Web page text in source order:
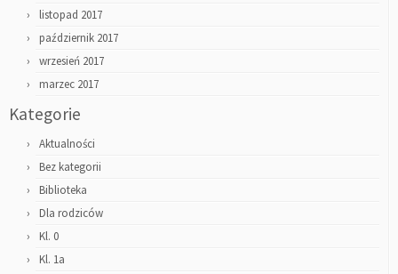
listopad 2017
październik 2017
wrzesień 2017
marzec 2017
Kategorie
Aktualności
Bez kategorii
Biblioteka
Dla rodziców
Kl. 0
Kl. 1a